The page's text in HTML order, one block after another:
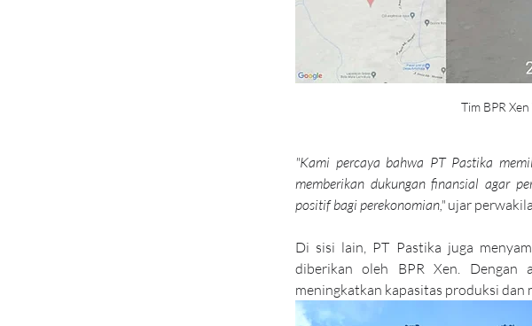
Tim BPR
"Kami percaya bahwa PT Pastika
memberikan dukungan finansial agar
positif bagi perekonomian," ujar
Di sisi lain, PT Pastika juga
diberikan oleh BPR Xen. Dengan
meningkatkan kapasitas produksi